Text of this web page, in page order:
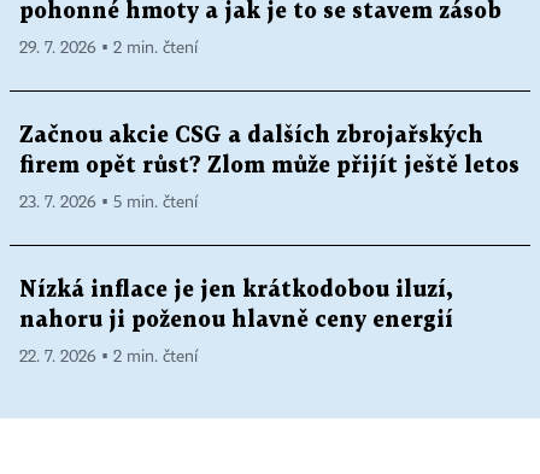
pohonné hmoty a jak je to se stavem zásob
29. 7. 2026 ▪ 2 min. čtení
Začnou akcie CSG a dalších zbrojařských
firem opět růst? Zlom může přijít ještě letos
23. 7. 2026 ▪ 5 min. čtení
Nízká inflace je jen krátkodobou iluzí,
nahoru ji poženou hlavně ceny energií
22. 7. 2026 ▪ 2 min. čtení